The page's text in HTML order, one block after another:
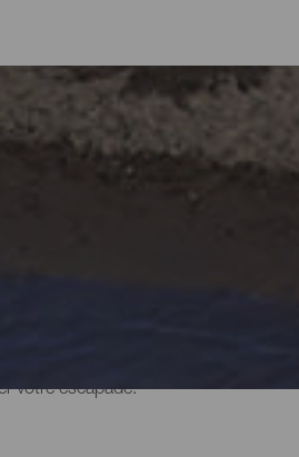
forêts verdoyantes et des paysages
a urbaines et avec tous les
climat ensoleillé de l'archipel.
votre escapade.